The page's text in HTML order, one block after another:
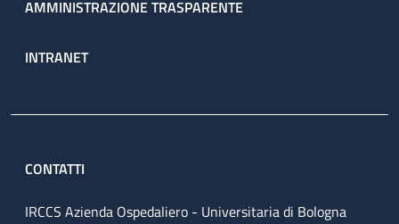
AMMINISTRAZIONE TRASPARENTE
INTRANET
CONTATTI
IRCCS Azienda Ospedaliero - Universitaria di Bologna